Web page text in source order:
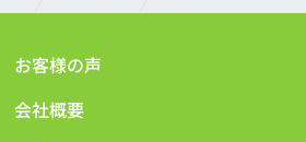
お客様の声
会社概要